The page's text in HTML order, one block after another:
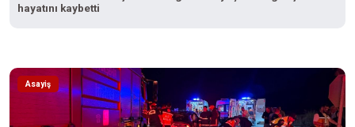
hayatını kaybetti
Asayiş